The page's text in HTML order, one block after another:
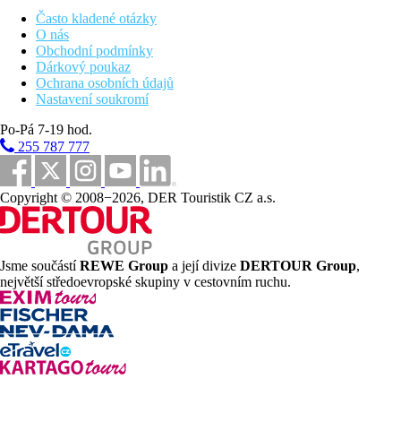
Často kladené otázky
O nás
Obchodní podmínky
Dárkový poukaz
Ochrana osobních údajů
Nastavení soukromí
Po-Pá 7-19 hod.
255 787 777
Copyright © 2008−2026, DER Touristik CZ a.s.
Jsme součástíREWE Group a její divize DERTOUR Group,
největší středoevropské skupiny v cestovním ruchu.